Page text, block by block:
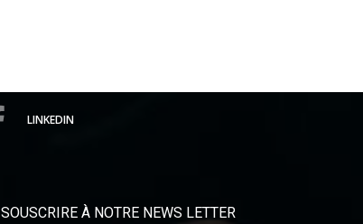
LINKEDIN
SOUSCRIRE À NOTRE NEWS LETTER